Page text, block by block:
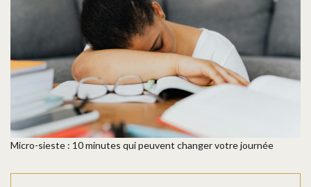
Micro-sieste : 10 minutes qui peuvent changer votre journée